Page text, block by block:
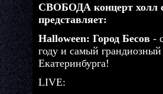
СВОБОДА концерт холл
представляет:
Halloween: Город Бесов -
году и самый
Екатеринбурга!
LIVE: